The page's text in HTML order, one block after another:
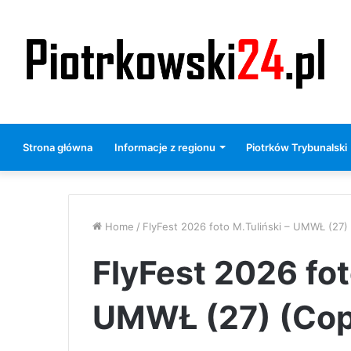
Strona główna Informacje z regionu Piotrków Trybunalski
Home / FlyFest 2026 foto M.Tuliński – UMWŁ (27)
FlyFest 2026
UMWŁ (27)